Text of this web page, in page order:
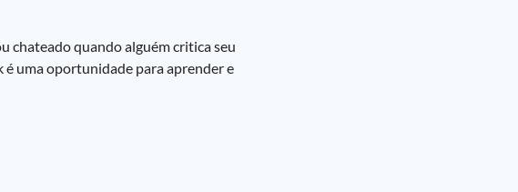
chateado quando alguém critica seu
é uma oportunidade para aprender e